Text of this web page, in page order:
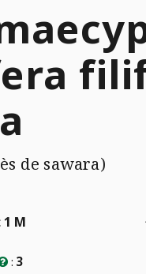
de sawara)
1 M
: 3